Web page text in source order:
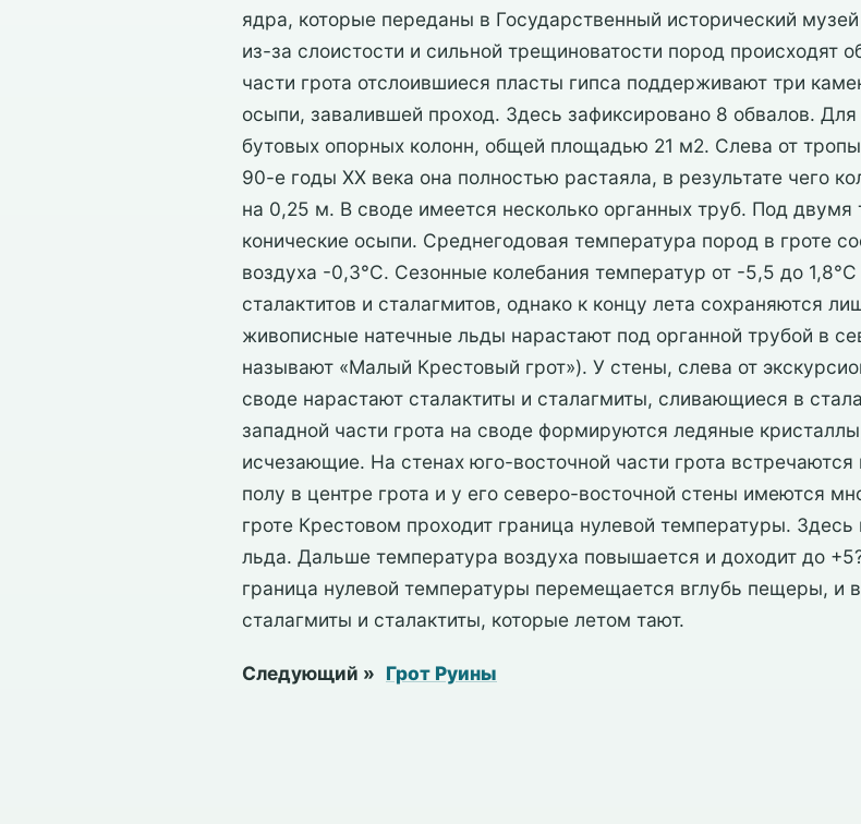
ядра, которые переданы в Государственный исторический
из-за слоистости и сильной трещиноватости пород происходят
части грота отслоившиеся пласты гипса поддерживают три
осыпи, завалившей проход. Здесь зафиксировано 8 обвалов.
бутовых опорных колонн, общей площадью 21 м2. Слева от
90-е годы ХХ века она полностью растаяла, в результате чего
на 0,25 м. В своде имеется несколько органных труб. Под
конические осыпи. Среднегодовая температура пород в гроте
воздуха -0,3°С. Сезонные колебания температур от -5,5 до
сталактитов и сталагмитов, однако к концу лета сохраняются
живописные натечные льды нарастают под органной трубой в
называют «Малый Крестовый грот»). У стены, слева от
своде нарастают сталактиты и сталагмиты, сливающиеся в
западной части грота на своде формируются ледяные
исчезающие. На стенах юго-восточной части грота
полу в центре грота и у его северо-восточной стены имеются
гроте Крестовом проходит граница нулевой температуры. Здесь
льда. Дальше температура воздуха повышается и доходит до
граница нулевой температуры перемещается вглубь пещеры, и
сталагмиты и сталактиты, которые летом тают.
Следующий » Грот Руины